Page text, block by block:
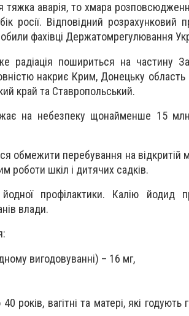
аварія, то хмара
росії. Відповідний розрахунковий
фахівці Держатомрегулювання
радіація пошириться на частину
накриє Крим, Донецьку область
край та Ставропольський.
на небезпеку щонайменше 15
обмежити перебування на відкритій
роботи шкіл і дитячих садків.
профілактики. Калію йодид
влади.
вигодовуванні) – 16 мг,
років, вагітні та матері, які годують